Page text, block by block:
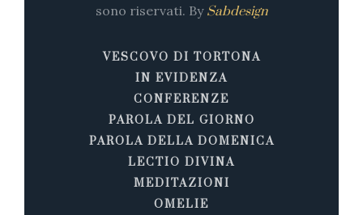
sono riservati. By Sabdesign
VESCOVO DI TORTONA
IN EVIDENZA
CONFERENZE
PAROLA DEL GIORNO
PAROLA DELLA DOMENICA
LECTIO DIVINA
MEDITAZIONI
OMELIE